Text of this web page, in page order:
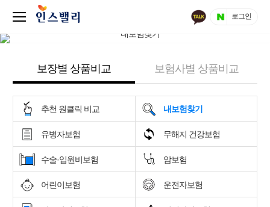
로그인
보장별 상품비교 보험사별 상품비교
추천 원클릭 비교 내보험찾기
유병자보험 무해지 건강보험
수술·입원비보험 암보험
어린이보험 운전자보험